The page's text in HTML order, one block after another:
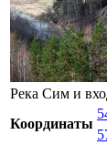
Река Сим и
Координаты